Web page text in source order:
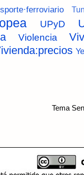
UPyD
Violencia
Tema